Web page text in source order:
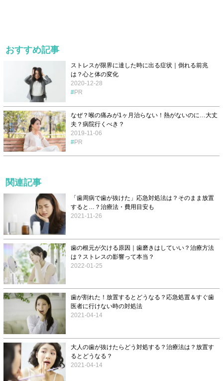
おすすめ記事
ストレスが限界に達した時に出る症状｜倒れる前兆
は？心と体の変化
2020-12-28
PR
なぜ？喉の痛みが1ヶ月治らない！熱がないのに…大丈
夫？病院行くべき？
2019-11-06
PR
関連記事
「歯周病で歯が抜けた」応急対処法は？そのまま放置
すると…？治療法・費用目安も
2021-11-26
歯の根元が欠ける原因｜歯磨きはしていい？治療方法
は？ストレスの影響って本当？
2022-01-25
歯が割れた！放置するとどうなる？応急処置＆すぐ歯
医者に行けない時の対処法
2021-04-14
大人の歯が抜けたらどう対処する？治療法は？放置す
るとどうなる？
2021-04-14